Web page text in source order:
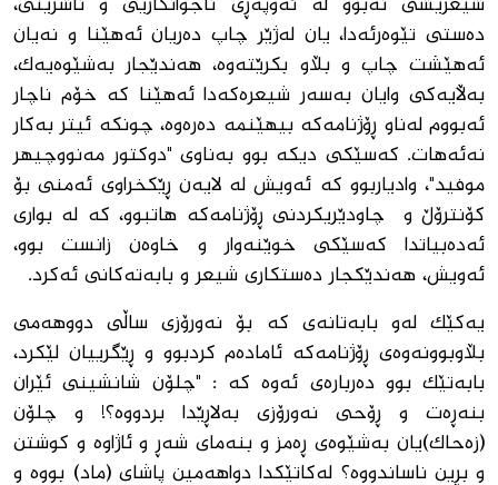
دەستی تێوەرئەدا، یان لەژێر چاپ دەریان ئەهێنا و نەیان
ئەهێشت چاپ و بڵاو بكرێتەوە، هەندێجار بەشێوەیەک،
بەڵایەکی وایان بەسەر شیعرەکەدا ئەهێنا کە خۆم ناچار
ئەبووم لەناو ڕۆژنامەکە بیهێنمە دەرەوە، چونکە ئیتر بەکار
نەئەهات. کەسێکی دیکە بوو بەناوی "دوکتور مەنووچیهر
موفید"، وادیاربوو کە ئەویش لە لایەن ڕێکخراوی ئەمنی بۆ
کۆنترۆڵ و چاودێریکردنی ڕۆژنامەکە هاتبوو، کە لە بواری
ئەدەبیاتدا کەسێکی خوێنەوار و خاوەن زانست بوو،
ئەویش، هەندێكجار دەستکاری شیعر و بابەتەکانی ئەکرد.
یەکێک لەو بابەتانەی کە بۆ نەورۆزی ساڵی دووهەمی
بڵاوبوونەوەی ڕۆژنامەکە ئامادەم کردبوو و ڕێگرییان لێکرد،
بابەتێک بوو دەربارەی ئەوە کە : "چلۆن شانشینی ئێران
بنەڕەت و ڕۆحی نەورۆزی بەلاڕێدا بردووە؟! و چلۆن
(زەحاک)یان بەشێوەی ڕەمز و بنەمای شەڕ و ئاژاوە و کوشتن
و بڕین ناساندووە؟ لەکاتێکدا دواهەمین پاشای (ماد) بووە و